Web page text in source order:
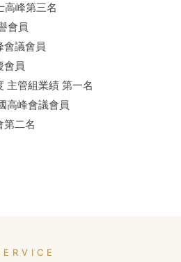
高峰第三名
會員
議會員
會員
主管組業績 第一名
高峰會議會員
第二名